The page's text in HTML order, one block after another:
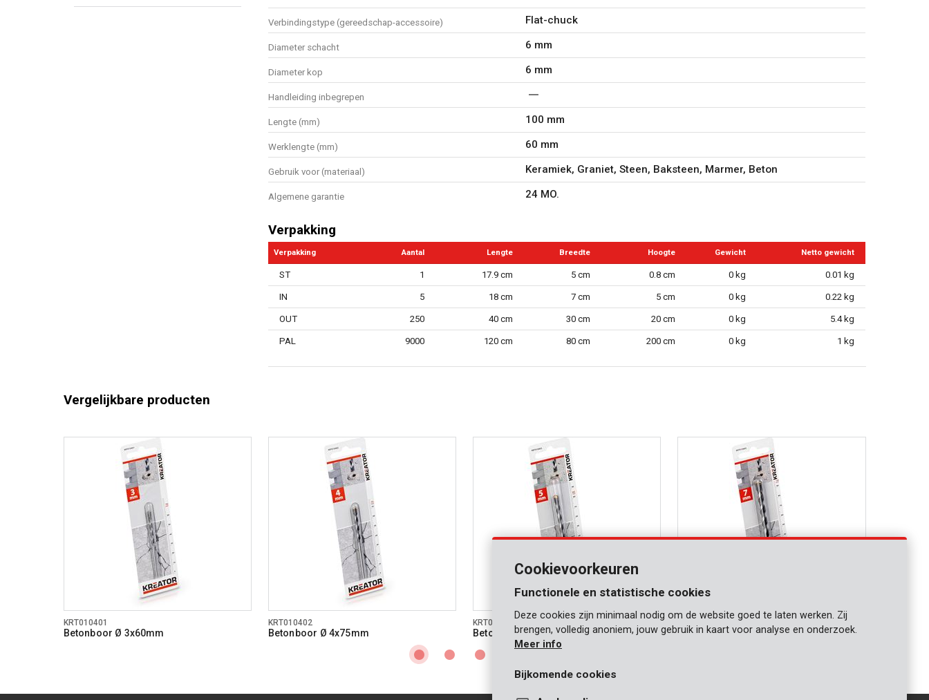
Verbindingstype (gereedschap-accessoire) Flat-chuck
Diameter schacht 6 mm
Diameter kop 6 mm
Handleiding inbegrepen
Lengte (mm) 100 mm
Werklengte (mm) 60 mm
Gebruik voor (materiaal) Keramiek, Graniet, Steen, Baksteen, Marmer, Beton
Algemene garantie 24 MO.
Verpakking
Verpakking Aantal Lengte Breedte Hoogte Gewicht Netto gewicht
ST 1 17.9 cm 5 cm 0.8 cm 0 kg 0.01 kg
IN 5 18 cm 7 cm 5 cm 0 kg 0.22 kg
OUT 250 40 cm 30 cm 20 cm 0 kg 5.4 kg
PAL 9000 120 cm 80 cm 200 cm 0 kg 1 kg
Vergelijkbare producten
KRT010401
Betonboor Ø 3x60mm
KRT010402
Betonboor Ø 4x75mm
KRT010403
Betonboor Ø 5x85mm Betonboor Ø 7x100mm
Cookievoorkeuren
Functionele en statistische cookies
Deze cookies zijn minimaal nodig om de website goed te laten werken. Zij
brengen, volledig anoniem, jouw gebruik in kaart voor analyse en onderzoek.
Meer info
Bijkomende cookies